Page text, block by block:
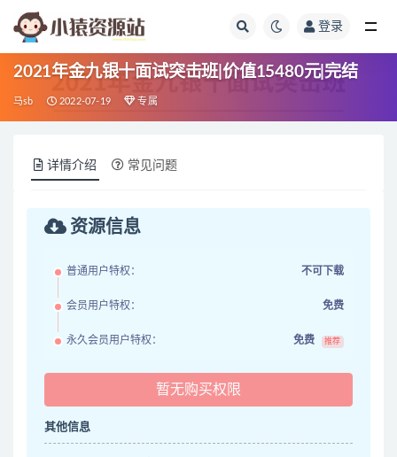
登录
2021年金九银十面试突击班|价值15480元|完结
马sb 2022-07-19 专属
详情介绍 常见问题
资源信息
普通用户特权： 不可下载
会员用户特权： 免费
永久会员用户特权： 免费 推荐
暂无购买权限
其他信息